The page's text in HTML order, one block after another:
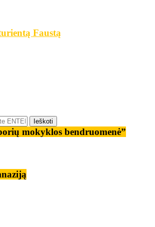
Faustą
mokyklos bendruomenė”